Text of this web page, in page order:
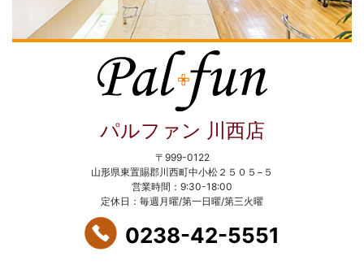
パルファン 川西店
〒999-0122
山形県東置賜郡川西町中小松２５０５−５
営業時間：9:30-18:00
定休日：毎週月曜/第一日曜/第三火曜
0238-42-5551